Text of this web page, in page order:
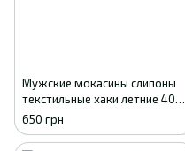
Мужские мокасины слипоны
текстильные хаки летние 40р.
- 26,5
650 грн